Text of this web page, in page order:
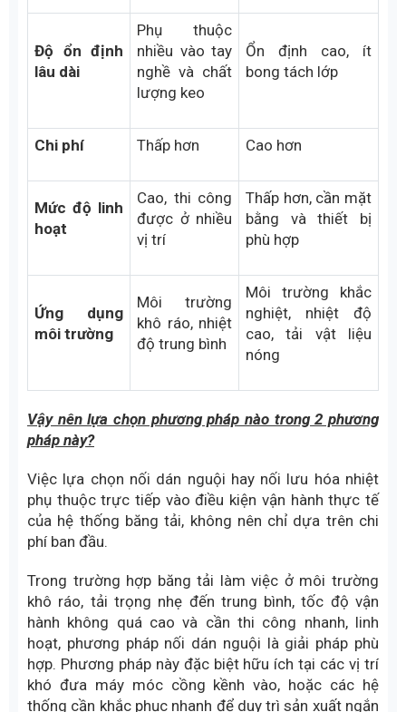
Thời gian thi
cần thời gian
chờ keo khô
(6–24 giờ)
vận hành sớm sau
khi nguội
Khả năng
chống ẩm
hưởng bởi độ
ẩm cao và
nước (lâu
ngày keo có
thể bị bở)
Chống nước,
đối
lâu dài
Phụ thuộc
nhiều vào tay
nghề và chất
lượng keo
Ổn định cao, ít
bong tách lớp
Chi phí Thấp hơn Cao hơn
Mức độ linh
hoạt
vị trí
phù hợp
môi trường
độ trung bình
cao, tải vật liệu
nóng
Vậy nên lựa chọn phương pháp nào trong 2 phương
pháp này?